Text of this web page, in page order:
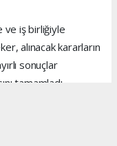
ve iş birliğiyle
alınacak kararların
sonuçlar
tamamladı.